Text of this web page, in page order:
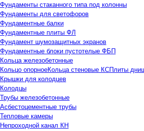
Фундаменты стаканного типа под колонны
Фундаменты для светофоров
Фундаментные балки
Фундаментные плиты ФЛ
Фундамент шумозащитных экранов
Фундаментные блоки пустотелые ФБП
Кольца железобетонные
Кольцо опорноеКольца стеновые КСПлиты
Крышки для колодцев
Колодцы
Трубы железобетонные
Асбестоцементные трубы
Тепловые камеры
Непроходной канал КН